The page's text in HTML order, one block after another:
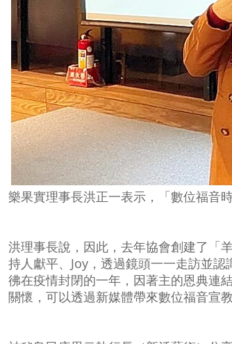
樂果實理事長洪正一表示，「數位福音
洪理事長說，因此，去年協會創建了「
持人獻平、Joy，透過鏡頭一一走訪並
彿在疫情封閉的一年，因著主的恩典連
關懷，可以透過新媒體帶來數位福音宣教